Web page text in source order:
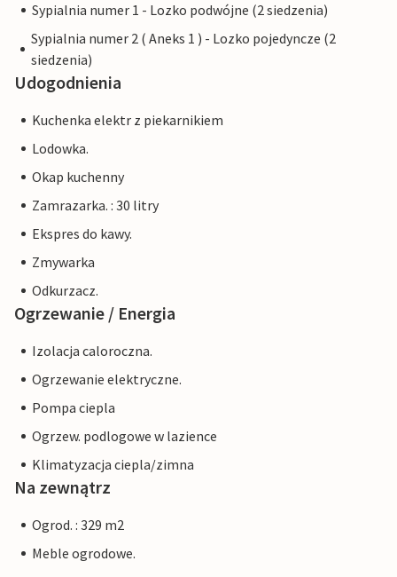
Sypialnia numer 1 - Lozko podwójne (2 siedzenia)
Sypialnia numer 2 ( Aneks 1 ) - Lozko pojedyncze (2
siedzenia)
Udogodnienia
Kuchenka elektr z piekarnikiem
Lodowka.
Okap kuchenny
Zamrazarka. : 30 litry
Ekspres do kawy.
Zmywarka
Odkurzacz.
Ogrzewanie / Energia
Izolacja caloroczna.
Ogrzewanie elektryczne.
Pompa ciepla
Ogrzew. podlogowe w lazience
Klimatyzacja ciepla/zimna
Na zewnątrz
Ogrod. : 329 m2
Meble ogrodowe.